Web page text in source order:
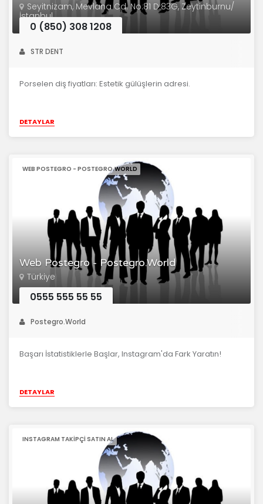
Seyitnizam, Mevlana Cd. No:81 D:83G, Zeytinburnu/
İstanbul
0 (850) 308 1208
STR DENT
Porselen diş fiyatları: Estetik gülüşlerin adresi.
DETAYLAR
Web Postegro - Postegro.World
WEB POSTEGRO - POSTEGRO.WORLD
Türkiye
0555 555 55 55
Postegro.World
Başarı İstatistiklerle Başlar, Instagram'da Fark Yaratın!
DETAYLAR
INSTAGRAM TAKIPÇI SATIN AL